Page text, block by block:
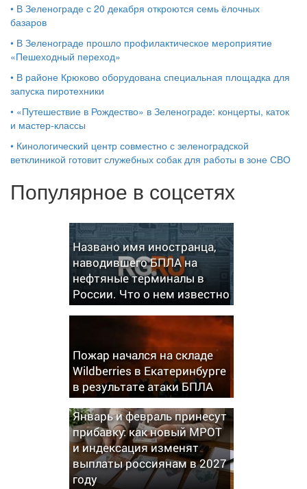
• В Зеленограде с 20 декабря откроются семь ёлочных
базаров
• В Зеленограде прошло профилактическое мероприятие
«Пешеходный переход»
• В районе Крюково оборудована специальная площадка для
запуска пиротехники
• «Путешествие в Рождество» в Зеленограде: концерты, каток
и мастер‑классы
• Кинологический центр совместно с зеленоградской
ветклиникой готовит служебных собак для работы в зоне СВО
Популярное в соцсетях
Названо имя иностранца,
наводившего БПЛА на
нефтяные терминалы в
России. Что о нем известно
Пожар начался на складе
Wildberries в Екатеринбурге
в результате атаки БПЛА
Январь и февраль принесут
прибавку: как новый МРОТ
и индексация изменят
выплаты россиянам в 2027
году